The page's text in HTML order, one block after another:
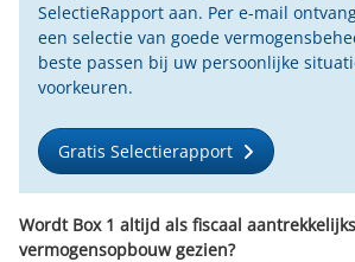
SelectieRapport aan. Per e-mail
een selectie van goede
beste passen bij uw persoonlijke
voorkeuren.
Gratis Selectierapport
Wordt Box 1 altijd als fiscaal
vermogensopbouw gezien?